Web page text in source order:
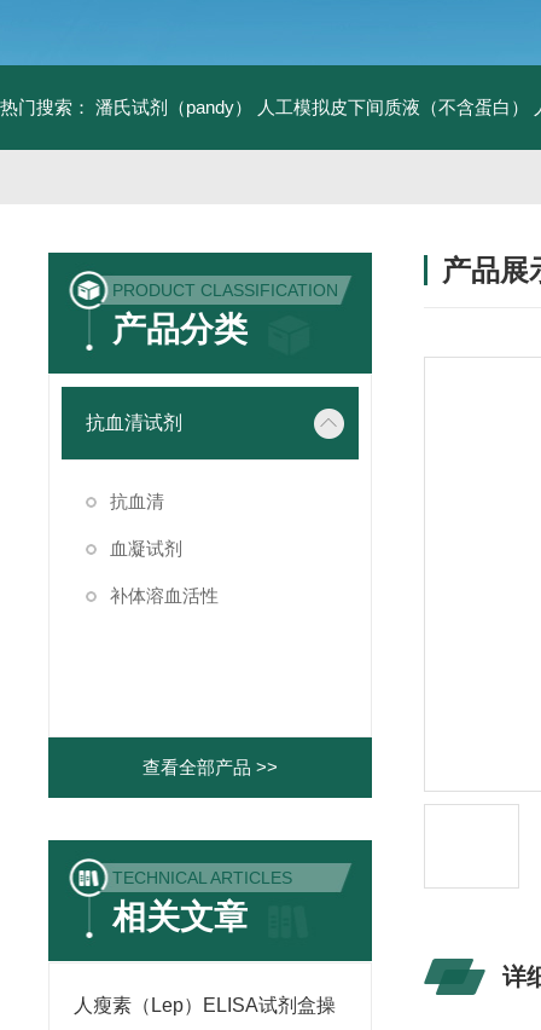
热门搜索： 潘氏试剂（pandy） 人工模拟皮下间质液（不含蛋白）
PRODUCT CLASSIFICATION
产品分类
抗血清试剂
抗血清
血凝试剂
补体溶血活性
查看全部产品 >>
TECHNICAL ARTICLES
相关文章
人瘦素（Lep）ELISA试剂盒操
产品展
详